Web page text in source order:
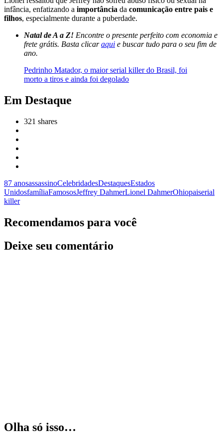
infância, enfatizando a importância da comunicação entre pais e
filhos, especialmente durante a puberdade.
Natal de A a Z! Encontre o presente perfeito com economia e
frete grátis. Basta clicaraqui e buscar tudo para o seu fim de
ano.
Pedrinho Matador, o maior serial killer do Brasil, foi
morto a tiros e ainda foi degolado
Em Destaque
321 shares
87 anosassassinoCelebridadesDestaquesEstados
UnidosfamíliaFamososJeffrey DahmerLionel DahmerOhiopaiserial
killer
Recomendamos para você
Deixe seu comentário
Olha só isso…